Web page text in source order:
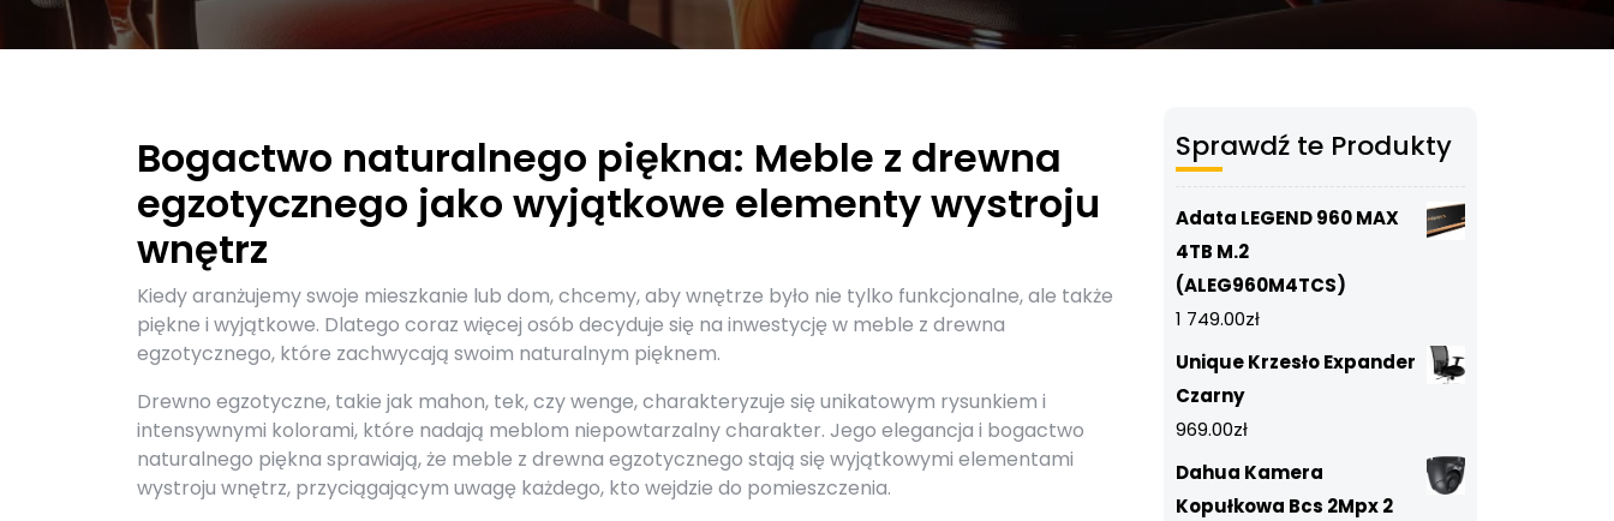
Bogactwo naturalnego piękna: Meble z drewna
egzotycznego jako wyjątkowe elementy wystroju
wnętrz
Kiedy aranżujemy swoje mieszkanie lub dom, chcemy, aby wnętrze było nie tylko funkcjonalne, ale także
piękne i wyjątkowe. Dlatego coraz więcej osób decyduje się na inwestycję w meble z drewna
egzotycznego, które zachwycają swoim naturalnym pięknem.
Drewno egzotyczne, takie jak mahon, tek, czy wenge, charakteryzuje się unikatowym rysunkiem i
intensywnymi kolorami, które nadają meblom niepowtarzalny charakter. Jego elegancja i bogactwo
naturalnego piękna sprawiają, że meble z drewna egzotycznego stają się wyjątkowymi elementami
wystroju wnętrz, przyciągającym uwagę każdego, kto wejdzie do pomieszczenia.
Sprawdź te Produkty
Adata LEGEND 960 MAX
4TB M.2
(ALEG960M4TCS)
1 749.00zł
Unique Krzesło Expander
Czarny
969.00zł
Dahua Kamera
Kopułkowa Bcs 2Mpx 2